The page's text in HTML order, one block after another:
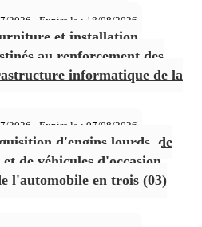
2026 - Expire le : 18/08/2026
et installation
au renforcement des
informatique de la
2026 - Expire le : 07/08/2026
d'engins lourds, de
de véhicules d'occasion
l'automobile en trois (03)